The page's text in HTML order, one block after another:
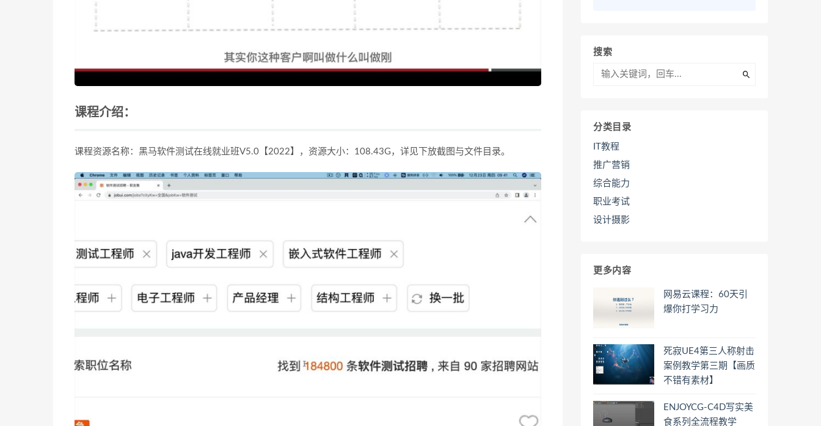
课程介绍：
课程资源名称：黑马软件测试在线就业班V5.0【2022】，资源大小：108.43G，详见下放截图与文件目录。
搜索
分类目录
IT教程
推广营销
综合能力
职业考试
设计摄影
更多内容
网易云课程：60天引
爆你打学习力
死寂UE4第三人称射击
案例教学第三期【画质
不错有素材】
ENJOYCG-C4D写实美
食系列全流程教学